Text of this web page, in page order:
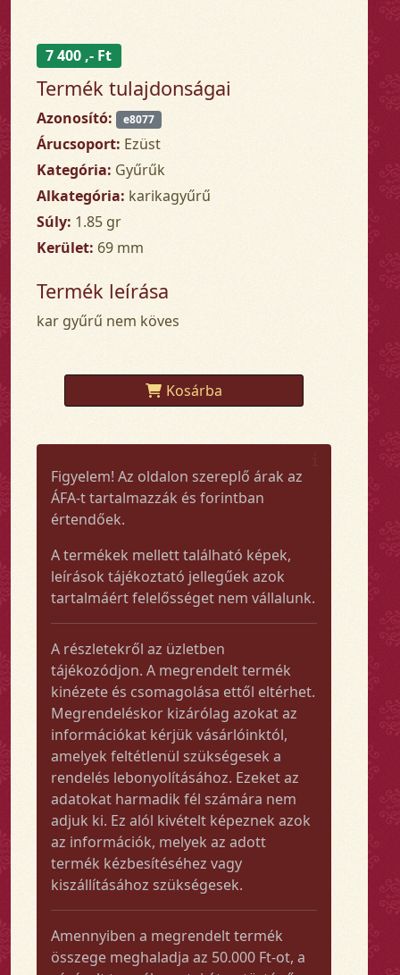
7 400 ,- Ft
Termék tulajdonságai
Azonosító: e8077
Árucsoport: Ezüst
Kategória: Gyűrűk
Alkategória: karikagyűrű
Súly: 1.85 gr
Kerület: 69 mm
Termék leírása
kar gyűrű nem köves
Kosárba
Figyelem! Az oldalon szereplő árak az
ÁFA-t tartalmazzák és forintban
értendőek.
A termékek mellett található képek,
leírások tájékoztató jellegűek azok
tartalmáért felelősséget nem vállalunk.
A részletekről az üzletben
tájékozódjon. A megrendelt termék
kinézete és csomagolása ettől eltérhet.
Megrendeléskor kizárólag azokat az
információkat kérjük vásárlóinktól,
amelyek feltétlenül szükségesek a
rendelés lebonyolításához. Ezeket az
adatokat harmadik fél számára nem
adjuk ki. Ez alól kivételt képeznek azok
az információk, melyek az adott
termék kézbesítéséhez vagy
kiszállításához szükségesek.
Amennyiben a megrendelt termék
összege meghaladja az 50.000 Ft-ot, a